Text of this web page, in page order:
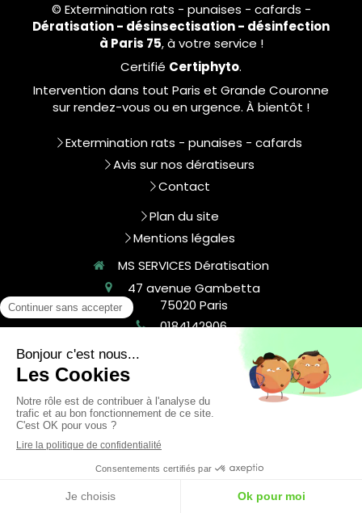
© Extermination rats - punaises - cafards -
Dératisation - désinsectisation - désinfection
à Paris 75, à votre service !
Certifié Certiphyto.
Intervention dans tout Paris et Grande Couronne
sur rendez-vous ou en urgence. À bientôt !
Extermination rats - punaises - cafards
Avis sur nos dératiseurs
Contact
Plan du site
Mentions légales
MS SERVICES Dératisation
47 avenue Gambetta
75020 Paris
0184142906
contact@msservices.fr
©2025 - Extermination de tous nuisibles
Dératisation, désinsectisation, extermination de
punaises de lit, extermination de puces,
dépigeonnisation, ect.
Création et référencement du site par Simplébo